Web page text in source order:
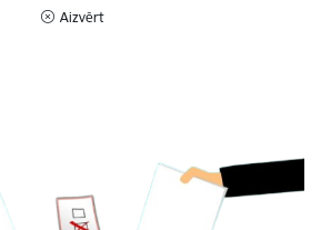
Aizvērt